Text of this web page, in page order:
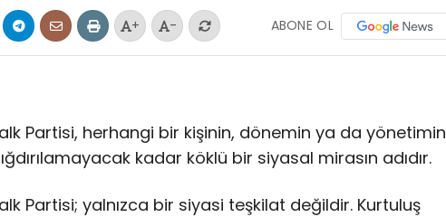
+ - ABONE OL
Partisi, herhangi bir kişinin, dönemin ya da yönetimin
kadar köklü bir siyasal mirasın adıdır.
Partisi; yalnızca bir siyasi teşkilat değildir. Kurtuluş